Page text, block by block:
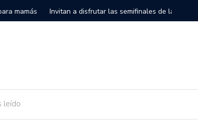
de la Serie Internacional Big League en el Alonso
de
leído